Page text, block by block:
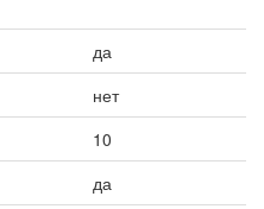
да
нет
10
да